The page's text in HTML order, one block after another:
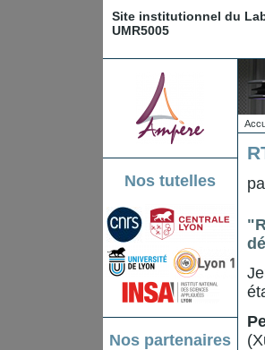
Site institutionnel du
UMR5005
Nos tutelles
Nos partenaires